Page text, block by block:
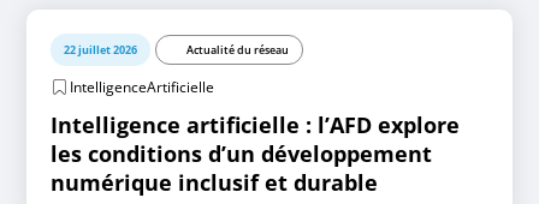
22 juillet 2026 Actualité du réseau
IntelligenceArtificielle
Intelligence artificielle : l’AFD explore
les conditions d’un développement
numérique inclusif et durable